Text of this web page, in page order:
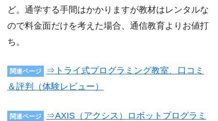
ど。通学する手間はかかりますが教材はレンタルな
ので料金面だけを考えた場合、通信教育よりお値打
ち。
関連ページ
⇒トライ式プログラミング教室、口コミ
＆評判（体験レビュー）
関連ページ
⇒AXIS（アクシス）ロボットプログラミ